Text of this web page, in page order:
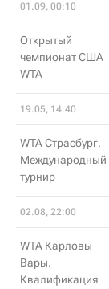
01.09, 00:10
Открытый
чемпионат США
WTA
19.05, 14:40
WTA Страсбург.
Международный
турнир
02.08, 22:00
WTA Карловы
Вары.
Квалификация